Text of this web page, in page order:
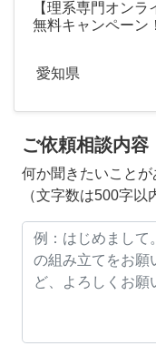
【理系専門オン
無料キャンペーン
愛知県
ご依頼相談内容
何か聞きたいこと
（文字数は500字以